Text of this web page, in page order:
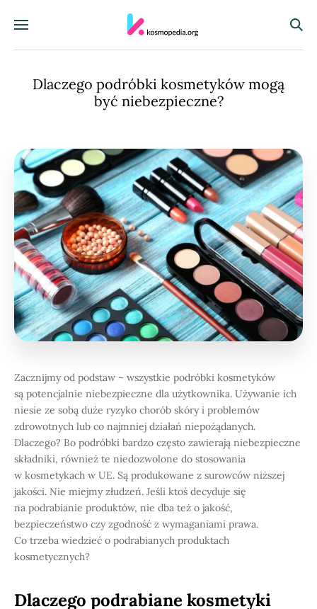
Menu
Dlaczego podróbki kosmetyków mogą
być niebezpieczne?
Zacznijmy od podstaw – wszystkie podróbki kosmetyków
są potencjalnie niebezpieczne dla użytkownika. Używanie ich
niesie ze sobą duże ryzyko chorób skóry i problemów
zdrowotnych lub co najmniej działań niepożądanych.
Dlaczego? Bo podróbki bardzo często zawierają niebezpieczne
składniki, również te niedozwolone do stosowania
w kosmetykach w UE. Są produkowane z surowców niższej
jakości. Nie miejmy złudzeń. Jeśli ktoś decyduje się
na podrabianie produktów, nie dba też o jakość,
bezpieczeństwo czy zgodność z wymaganiami prawa.
Co trzeba wiedzieć o podrabianych produktach
kosmetycznych?
Dlaczego podrabiane kosmetyki